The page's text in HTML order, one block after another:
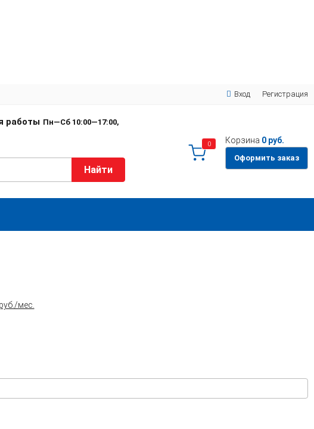
Вход Регистрация
Пн—Сб 10:00—17:00,
Найти
0 Корзина 0 руб.
Оформить заказ